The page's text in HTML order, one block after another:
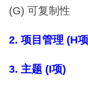
(G) 可复制性
2. 项目管理 (H项
3. 主题 (I项)